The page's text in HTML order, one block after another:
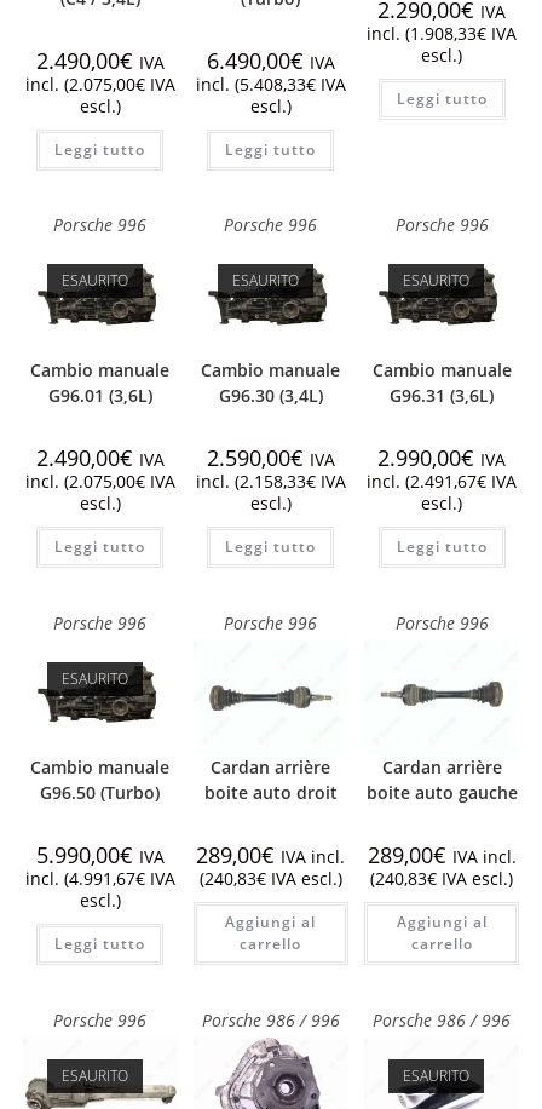
2.490,00€ IVA
incl. (2.075,00€IVA
escl.)
Leggi tutto
6.490,00€ IVA
incl. (5.408,33€IVA
escl.)
Leggi tutto
2.290,00€ IVA
incl. (1.908,33€ IVA
escl.)
Leggi tutto
Porsche 996
ESAURITO
Cambio manuale
G96.01 (3,6L)
2.490,00€ IVA
incl. (2.075,00€IVA
escl.)
Leggi tutto
Porsche 996
ESAURITO
Cambio manuale
G96.30 (3,4L)
2.590,00€ IVA
incl. (2.158,33€IVA
escl.)
Leggi tutto
Porsche 996
ESAURITO
Cambio manuale
G96.31 (3,6L)
2.990,00€ IVA
incl. (2.491,67€ IVA
escl.)
Leggi tutto
Porsche 996
ESAURITO
Cambio manuale
G96.50 (Turbo)
5.990,00€ IVA
incl. (4.991,67€IVA
escl.)
Leggi tutto
Porsche 996
Cardan arrière
boite auto droit
289,00€ IVA incl.
(240,83€IVA escl.)
Aggiungi al
carrello
Porsche 996
Cardan arrière
boite auto gauche
289,00€ IVA incl.
(240,83€ IVA escl.)
Aggiungi al
carrello
Porsche 996
ESAURITO
Porsche 986 / 996 Porsche 986 / 996
ESAURITO